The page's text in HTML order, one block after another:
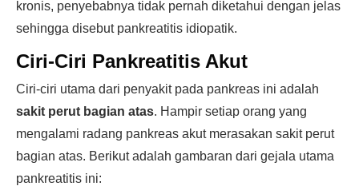
kronis, penyebabnya tidak pernah diketahui dengan jelas
sehingga disebut pankreatitis idiopatik.
Ciri-Ciri Pankreatitis Akut
Ciri-ciri utama dari penyakit pada pankreas ini adalah
sakit perut bagian atas. Hampir setiap orang yang
mengalami radang pankreas akut merasakan sakit perut
bagian atas. Berikut adalah gambaran dari gejala utama
pankreatitis ini: